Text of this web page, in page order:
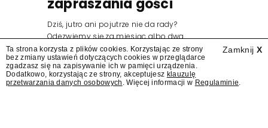
zapraszania gości
Dziś, jutro ani pojutrze nie da rady?
Odezwiemy się za miesiąc albo dwa.
Wydawcy programów są mistrzami sztuki
zapraszania gości.
Zamknij X
Ta strona korzysta z plików cookies. Korzystając ze strony
bez zmiany ustawień dotyczących cookies w przeglądarce
zgadzasz się na zapisywanie ich w pamięci urządzenia.
Dodatkowo, korzystając ze strony, akceptujesz klauzulę
przetwarzania danych osobowych . Więcej informacji w Regulaminie.